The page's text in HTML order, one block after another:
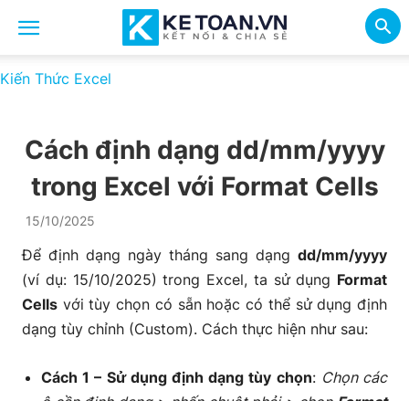
Kiến Thức Excel
Cách định dạng dd/mm/yyyy
trong Excel với Format Cells
15/10/2025
Để định dạng ngày tháng sang dạng dd/mm/yyyy
(ví dụ: 15/10/2025) trong Excel, ta sử dụng Format
Cells với tùy chọn có sẵn hoặc có thể sử dụng định
dạng tùy chỉnh (Custom). Cách thực hiện như sau:
Cách 1 – Sử dụng định dạng tùy chọn: Chọn các